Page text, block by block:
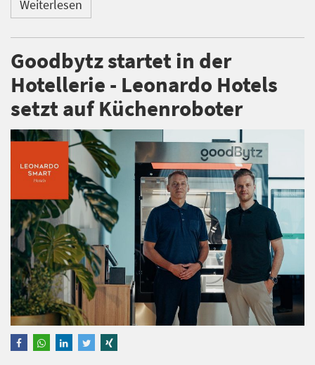
Weiterlesen
Goodbytz startet in der
Hotellerie - Leonardo Hotels
setzt auf Küchenroboter